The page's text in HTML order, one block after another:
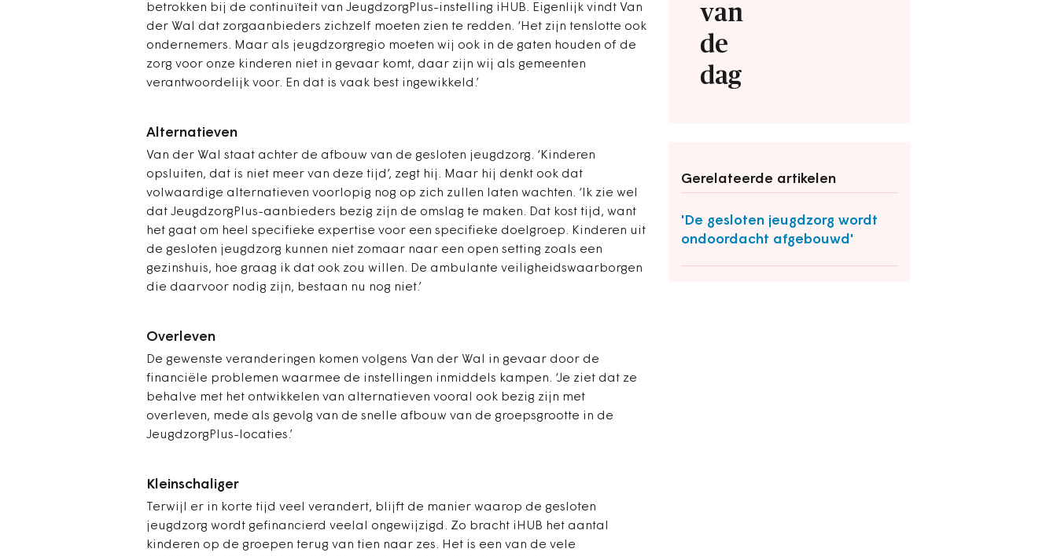
van
de
dag
Gerelateerde artikelen
'De gesloten jeugdzorg wordt
ondoordacht afgebouwd'
betrokken bij de continuïteit van JeugdzorgPlus-instelling iHUB. Eigenlijk vindt Van
der Wal dat zorgaanbieders zichzelf moeten zien te redden. ‘Het zijn tenslotte ook
ondernemers. Maar als jeugdzorgregio moeten wij ook in de gaten houden of de
zorg voor onze kinderen niet in gevaar komt, daar zijn wij als gemeenten
verantwoordelijk voor. En dat is vaak best ingewikkeld.’
Alternatieven
Van der Wal staat achter de afbouw van de gesloten jeugdzorg. ‘Kinderen
opsluiten, dat is niet meer van deze tijd’, zegt hij. Maar hij denkt ook dat
volwaardige alternatieven voorlopig nog op zich zullen laten wachten. ‘Ik zie wel
dat JeugdzorgPlus-aanbieders ­bezig zijn de omslag te maken. Dat kost tijd, want
het gaat om heel specifieke expertise voor een specifieke doelgroep. Kinderen uit
de gesloten jeugdzorg kunnen niet zomaar naar een open setting zoals een
gezinshuis, hoe graag ik dat ook zou willen. De ambulante veiligheidswaarborgen
die daarvoor nodig zijn, bestaan nu nog niet.’
Overleven
De gewenste veranderingen komen volgens Van der Wal in gevaar door de
financiële problemen waarmee de instellingen inmiddels kampen. ‘Je ziet dat ze
behalve met het ontwikkelen van alternatieven vooral ook bezig zijn met
overleven, mede als gevolg van de snelle afbouw van de groepsgrootte in de
JeugdzorgPlus-locaties.’
Kleinschaliger
Terwijl er in korte tijd veel verandert, blijft de manier waarop de gesloten
jeugdzorg wordt gefinancierd veelal
­ongewijzigd. Zo bracht iHUB het aantal
kinderen op de groepen terug van tien naar zes. Het is een van de vele